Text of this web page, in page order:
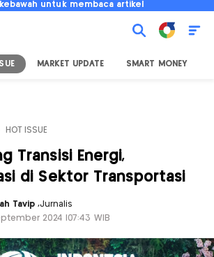
untuk membaca artikel
MARKET UPDATE SMART MONEY
HOT ISSUE
Transisi Energi,
di Sektor Transportasi
Tavip,Jurnalis
2024 |07:43 WIB